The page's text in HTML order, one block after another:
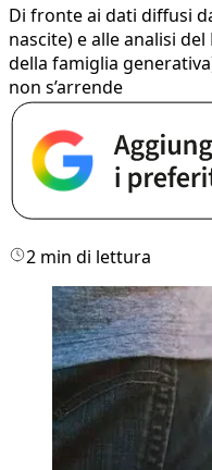
Di fronte ai dati diffusi
nascite) e alle analisi
della famiglia
non s’arrende
2 min di lettura